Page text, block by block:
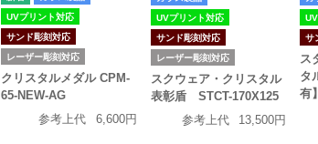
UVプリント対応
サンド彫刻対応
レーザー彫刻対応
クリスタルメダル CPM-
65-NEW-AG
参考上代
6,600円
UVプリント対応
サンド彫刻対応
レーザー彫刻対応
スクウェア・クリスタル
表彰盾 STCT-170X125
参考上代
13,500円
サ
ス
タ
有】